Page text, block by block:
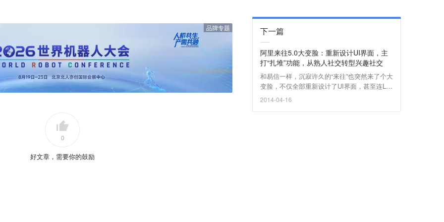
品牌专题
0
好文章，需要你的鼓励
下一篇
阿里来往5.0大变脸：重新设计UI界面，主
打“扎堆”功能，从熟人社交转型兴趣社交
和易信一样，沉寂许久的“来往”也突然来了个大
变脸，不仅全部重新设计了UI界面，甚至连Log
o都来了个180度大转弯，变成了一颗看起来比
2014-04-16